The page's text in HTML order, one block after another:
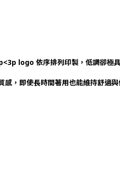
logo 依序排列印製，低調卻極
，即使長時間著用也能維持舒適